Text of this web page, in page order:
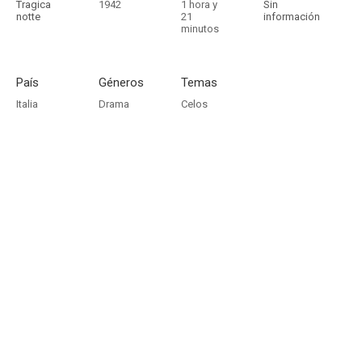
Tragica
notte
1942
1 hora y
21
minutos
Sin
información
País
Italia
Géneros
Drama
Temas
Celos